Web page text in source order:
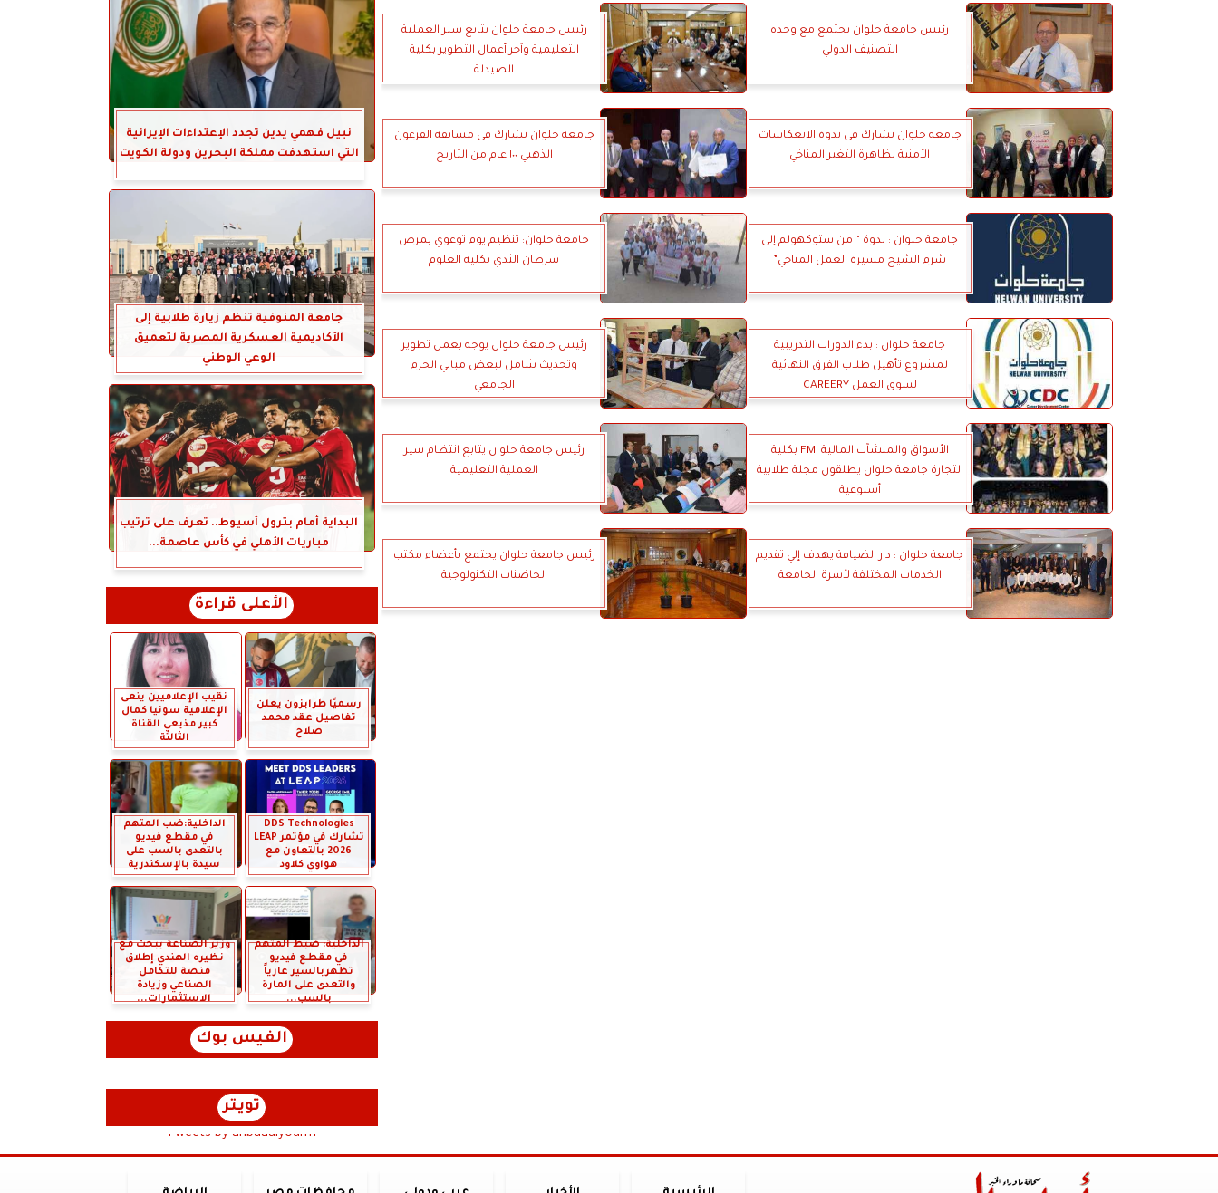
رئيس جامعة حلوان يجتمع مع وحده
التصنيف الدولي
رئيس جامعة حلوان يتابع سير العملية
التعليمية وآخر أعمال التطوير بكلية
الصيدلة
جامعة حلوان تشارك فى ندوة الانعكاسات
الأمنية لظاهرة التغير المناخي
جامعة حلوان تشارك فى مسابقة الفرعون
الذهبي ١٠٠ عام من التاريخ
جامعة حلوان : ندوة ” من ستوكهولم إلى
شرم الشيخ مسيرة العمل المناخي”
جامعة حلوان: تنظيم يوم توعوي بمرض
سرطان الثدي بكلية العلوم
جامعة حلوان : بدء الدورات التدريبية
لمشروع تأهيل طلاب الفرق النهائية
لسوق العمل CAREERY
رئيس جامعة حلوان يوجه بعمل تطوير
وتحديث شامل لبعض مباني الحرم
الجامعي
الأسواق والمنشآت المالية FMI بكلية
التجارة جامعة حلوان يطلقون مجلة طلابية
أسبوعية
رئيس جامعة حلوان يتابع انتظام سير
العملية التعليمية
جامعة حلوان : دار الضيافة يهدف إلي تقديم
الخدمات المختلفة لأسرة الجامعة
رئيس جامعة حلوان يجتمع بأعضاء مكتب
الحاضنات التكنولوجية
نبيل فهمي يدين تجدد الإعتداءات الإيرانية
التي استهدفت مملكة البحرين ودولة الكويت
جامعة المنوفية تنظم زيارة طلابية إلى
الأكاديمية العسكرية المصرية لتعميق
الوعي الوطني
البداية أمام بترول أسيوط.. تعرف على ترتيب
مباريات الأهلي في كأس عاصمة...
الأعلى قراءة
رسميًا طرابزون يعلن
تفاصيل عقد محمد
صلاح
نقيب الإعلاميين ينعى
الإعلامية سونيا كمال
كبير مذيعي القناة
الثالثة
DDS Technologies
تشارك في مؤتمر LEAP
2026 بالتعاون مع
هواوي كلاود
الداخلية:ضب المتهم
في مقطع فيديو
بالتعدى بالسب على
سيدة بالإسكندرية
الداخلية: ضبط المتهم
في مقطع فيديو
تظهربالسير عارياً
والتعدى على المارة
بالسب...
وزير الصناعة يبحث مع
نظيره الهندي إطلاق
منصة للتكامل
الصناعي وزيادة
الاستثمارات...
الفيس بوك
تويتر
Tweets by anbaaalyoum1